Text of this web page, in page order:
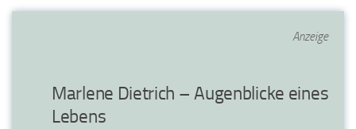
Anzeige
Marlene Dietrich – Augenblicke eines
Lebens